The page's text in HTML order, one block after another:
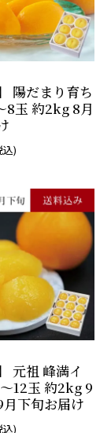
陽だまり育ち
8玉 約2kg 8月
元祖 峰満イ
12玉 約2kg 9
月下旬お届け